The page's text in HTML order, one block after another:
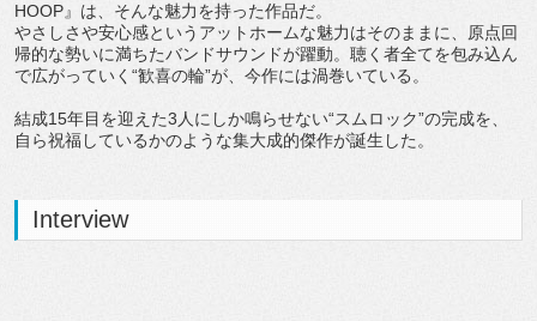
HOOP』は、そんな魅力を持った作品だ。
やさしさや安心感というアットホームな魅力はそのままに、原点回
帰的な勢いに満ちたバンドサウンドが躍動。聴く者全てを包み込ん
で広がっていく“歓喜の輪”が、今作には渦巻いている。
結成15年目を迎えた3人にしか鳴らせない“スムロック”の完成を、
自ら祝福しているかのような集大成的傑作が誕生した。
Interview